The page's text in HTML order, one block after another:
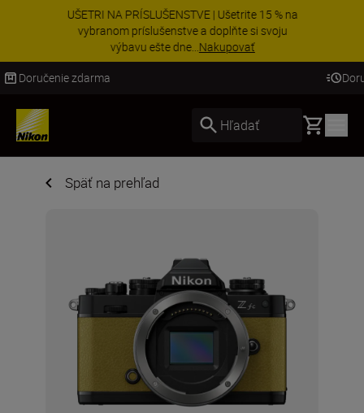
UŠETRI NA PRÍSLUŠENSTVE | Ušetrite 15 % na
vybranom príslušenstve a doplňte si svoju
výbavu ešte dne...Nakupovať
Doručenie do 3 – 4 pracovných dní
Hľadať Basket
Späť na prehľad